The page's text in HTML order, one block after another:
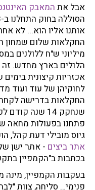
אבל את המאבק
אותנו אליו הוא... לא
החקלאות שלום שמחון
מיליוני ש"ח ללולנים
הלולים בארץ מחדש. זה
אכזריות קיצונית
לחוקיהן של עוד ועוד
החקלאות בדרישה
שנחקק 14 שנה
פתחנו בפעולות מחאה
גיוס מובילי דעת קהל,
אתר ביצים - אתר ישן
בכתבות ב"הקמפיין
בעקבות הקמפיין,
פנימי… סליחה, צוות